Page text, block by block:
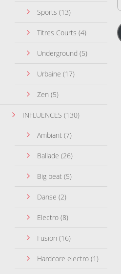
Sports (13)
Titres Courts (4)
Underground (5)
Urbaine (17)
Zen (5)
INFLUENCES (130)
Ambiant (7)
Ballade (26)
Big beat (5)
Danse (2)
Electro (8)
Fusion (16)
Hardcore electro (1)